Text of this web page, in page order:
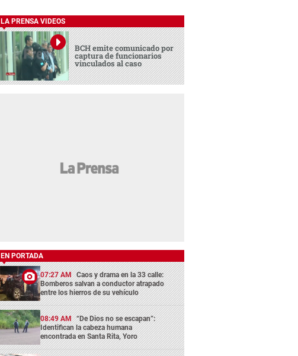
LA PRENSA VIDEOS
BCH emite comunicado por
captura de funcionarios
vinculados al caso
EN PORTADA
07:27 AM Caos y drama en la 33 calle:
Bomberos salvan a conductor atrapado
entre los hierros de su vehículo
08:49 AM “De Dios no se escapan”:
Identifican la cabeza humana
encontrada en Santa Rita, Yoro